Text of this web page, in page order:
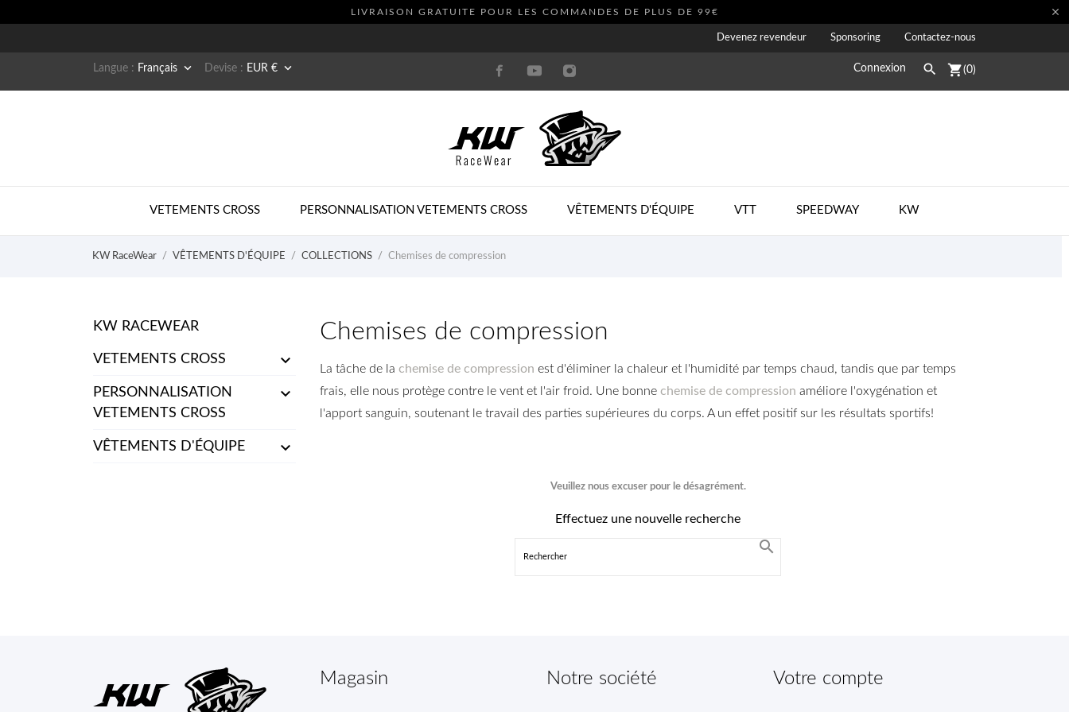
LIVRAISON GRATUITE POUR LES COMMANDES DE PLUS DE 99€ 
Devenez revendeur Sponsoring Contactez-nous
Langue : Français  Devise : EUR €  Connexion  shopping_cart(0)
VETEMENTS CROSS PERSONNALISATION VETEMENTS CROSS VÊTEMENTS D'ÉQUIPE VTT SPEEDWAY KW
KW RaceWear VÊTEMENTS D'ÉQUIPE COLLECTIONS Chemises de compression
KW RACEWEAR
VETEMENTS CROSS 
PERSONNALISATION
VETEMENTS CROSS

VÊTEMENTS D'ÉQUIPE 
Chemises de compression
La tâche de la chemise de compression est d'éliminer la chaleur et l'humidité par temps chaud, tandis que par temps
frais, elle nous protège contre le vent et l'air froid. Une bonne chemise de compression améliore l'oxygénation et
l'apport sanguin, soutenant le travail des parties supérieures du corps. A un effet positif sur les résultats sportifs!
Veuillez nous excuser pour le désagrément.
Effectuez une nouvelle recherche

Magasin Notre société Votre compte